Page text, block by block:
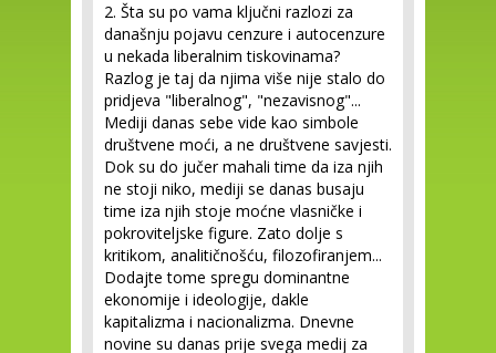
2. Šta su po vama ključni razlozi za
današnju pojavu cenzure i autocenzure
u nekada liberalnim tiskovinama?
Razlog je taj da njima više nije stalo do
pridjeva "liberalnog", "nezavisnog"...
Mediji danas sebe vide kao simbole
društvene moći, a ne društvene savjesti.
Dok su do jučer mahali time da iza njih
ne stoji niko, mediji se danas busaju
time iza njih stoje moćne vlasničke i
pokroviteljske figure. Zato dolje s
kritikom, analitičnošću, filozofiranjem...
Dodajte tome spregu dominantne
ekonomije i ideologije, dakle
kapitalizma i nacionalizma. Dnevne
novine su danas prije svega medij za